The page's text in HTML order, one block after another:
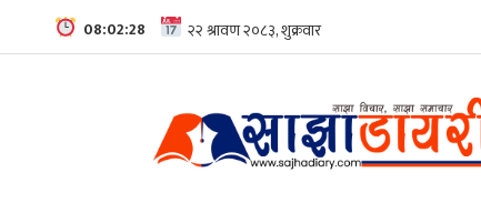
08:02:30